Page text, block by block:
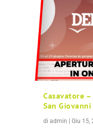
Casavatore
San
diadmin |Giu 15,